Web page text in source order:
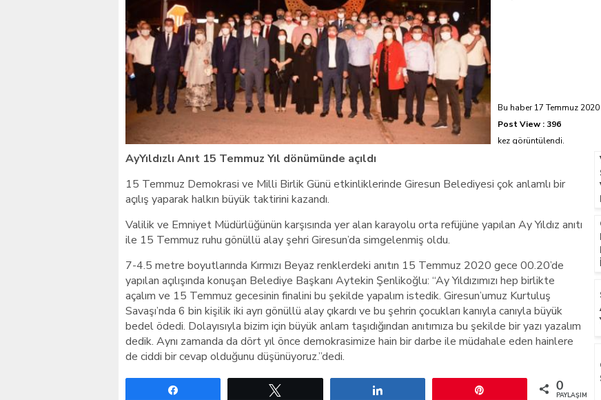
Giresunlu sürücü Orhangazi’de hayatını kaybetti
Bu haber 17 Temmuz
Post View : 396
kez görüntülendi.
AyYıldızlı Anıt 15 Temmuz Yıl dönümünde açıldı
15 Temmuz Demokrasi ve Milli Birlik Günü etkinliklerinde Giresun Belediyesi çok anlamlı bir
açılış yaparak halkın büyük taktirini kazandı.
Valilik ve Emniyet Müdürlüğünün karşısında yer alan karayolu orta refüjüne yapılan Ay Yıldız anıtı
ile 15 Temmuz ruhu gönüllü alay şehri Giresun’da simgelenmiş oldu.
7-4.5 metre boyutlarında Kırmızı Beyaz renklerdeki anıtın 15 Temmuz 2020 gece 00.20’de
yapılan açılışında konuşan Belediye Başkanı Aytekin Şenlikoğlu: “Ay Yıldızımızı hep birlikte
açalım ve 15 Temmuz gecesinin finalini bu şekilde yapalım istedik. Giresun’umuz Kurtuluş
Savaşı’nda 6 bin kişilik iki ayrı gönüllü alay çıkardı ve bu şehrin çocukları kanıyla canıyla büyük
bedel ödedi. Dolayısıyla bizim için büyük anlam taşıdığından anıtımıza bu şekilde bir yazı yazalım
dedik. Aynı zamanda da dört yıl önce demokrasimize hain bir darbe ile müdahale eden hainlere
de ciddi bir cevap olduğunu düşünüyoruz.”dedi.
0
PAYLAŞIMLAR